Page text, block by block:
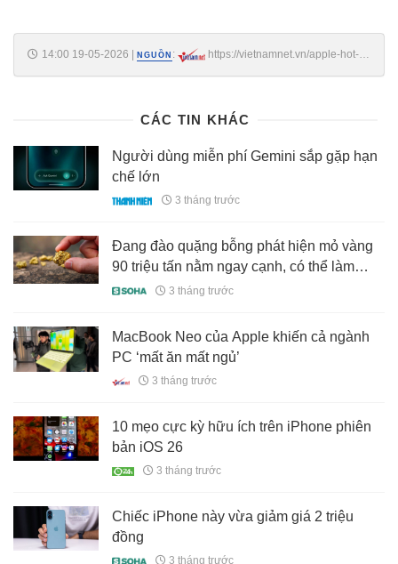
14:00 19-05-2026 NGUỒN :
https://vietnamnet.vn/apple-hot-
CÁC TIN KHÁC
Người dùng miễn phí Gemini sắp gặp hạn
chế lớn
3 tháng trước
Đang đào quặng bỗng phát hiện mỏ vàng
90 triệu tấn nằm ngay cạnh, có thể làm
rung chuyển thị trường kim loại quý
3 tháng trước
MacBook Neo của Apple khiến cả ngành
PC ‘mất ăn mất ngủ’
3 tháng trước
10 mẹo cực kỳ hữu ích trên iPhone phiên
bản iOS 26
3 tháng trước
Chiếc iPhone này vừa giảm giá 2 triệu
đồng
3 tháng trước